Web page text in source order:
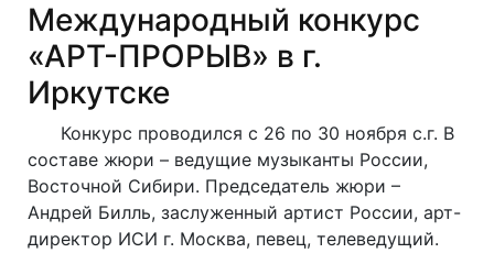
Международный конкурс
«АРТ-ПРОРЫВ» в г.
Иркутске
Конкурс проводился с 26 по 30 ноября с.г. В
составе жюри – ведущие музыканты России,
Восточной Сибири. Председатель жюри –
Андрей Билль, заслуженный артист России, арт-
директор ИСИ г. Москва, певец, телеведущий.